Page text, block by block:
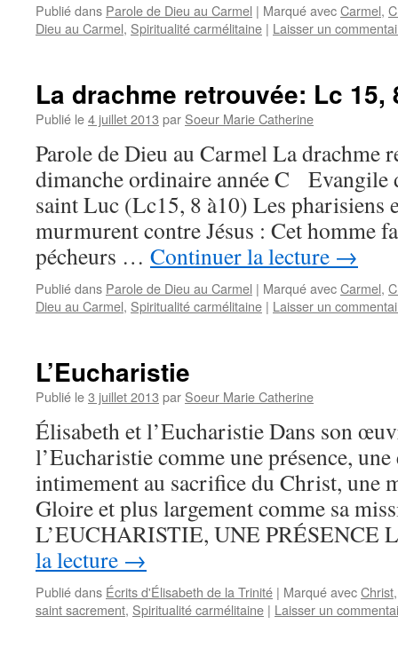
Publié dans Parole de Dieu au Carmel | Marqué avecCarmel,
Dieu au Carmel, Spiritualité carmélitaine | Laisser un
La drachme retrouvée: Lc 15,
Publié le4 juillet 2013 par Soeur Marie Catherine
Parole de Dieu au Carmel La drachme
dimanche ordinaire année C Evangile
saint Luc (Lc15, 8 à10) Les pharisiens
murmurent contre Jésus : Cet homme
pécheurs … Continuer la lecture →
Publié dans Parole de Dieu au Carmel | Marqué avecCarmel,
Dieu au Carmel, Spiritualité carmélitaine | Laisser un
L’Eucharistie
Publié le3 juillet 2013 par Soeur Marie Catherine
Élisabeth et l’Eucharistie Dans son
l’Eucharistie comme une présence, une
intimement au sacrifice du Christ, une
Gloire et plus largement comme sa
L’EUCHARISTIE, UNE
la lecture →
Publié dans Écrits d'Élisabeth de la Trinité | Marqué avecChrist
saint sacrement, Spiritualité carmélitaine | Laisser un